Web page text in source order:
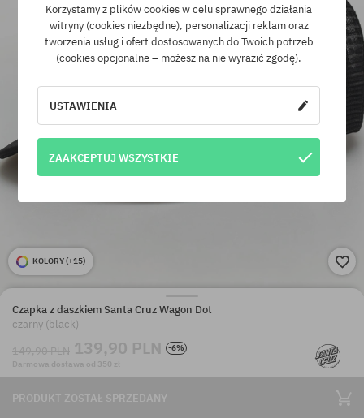
KOLORY (+15)
Czapka z daszkiem Santa Cruz Wagon Dot
czarny (black)
149,90 PLN 139,90 PLN
-6%
Darmowa dostawa od 350 zł
PRODUKT ZOSTAŁ SPRZEDANY
Korzystamy z plików cookies w celu sprawnego działania
witryny (cookies niezbędne), personalizacji reklam oraz
tworzenia usług i ofert dostosowanych do Twoich potrzeb
(cookies opcjonalne – możesz na nie wyrazić zgodę).
USTAWIENIA
ZAAKCEPTUJ WSZYSTKIE